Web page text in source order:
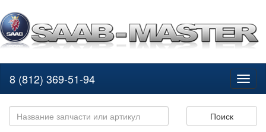
8 (812) 369-51-94
Поиск